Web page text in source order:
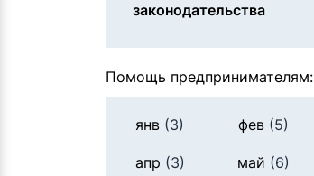
законодательства
Помощь предпринимателям:
янв (3) фев (5)
апр (3) май (6)